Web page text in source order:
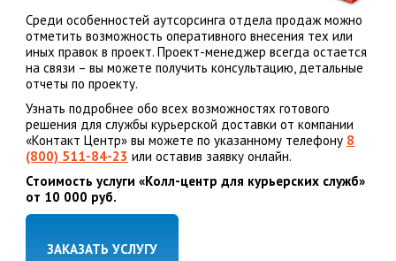
Среди особенностей аутсорсинга отдела продаж можно
отметить возможность оперативного внесения тех или
иных правок в проект. Проект-менеджер всегда остается
на связи – вы можете получить консультацию, детальные
отчеты по проекту.
Узнать подробнее обо всех возможностях готового
решения для службы курьерской доставки от компании
«Контакт Центр» вы можете по указанному телефону 8
(800) 511-84-23 или оставив заявку онлайн.
Стоимость услуги «Колл-центр для курьерских служб»
от 10 000 руб.
ЗАКАЗАТЬ УСЛУГУ